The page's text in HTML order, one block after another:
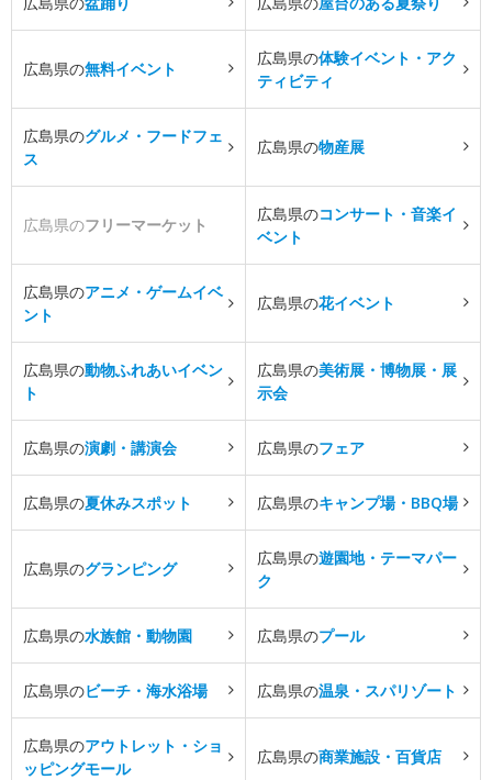
広島県の無料イベント
広島県の体験イベント・アク
ティビティ
広島県のグルメ・フードフェ
ス
広島県の物産展
広島県のフリーマーケット
広島県のコンサート・音楽イ
ベント
広島県のアニメ・ゲームイベ
ント
広島県の花イベント
広島県の動物ふれあいイベン
ト
広島県の美術展・博物展・展
示会
広島県の演劇・講演会 広島県のフェア
広島県の夏休みスポット 広島県のキャンプ場・BBQ場
広島県のグランピング
広島県の遊園地・テーマパー
ク
広島県の水族館・動物園 広島県のプール
広島県のビーチ・海水浴場 広島県の温泉・スパリゾート
広島県のアウトレット・ショ
ッピングモール
広島県の商業施設・百貨店